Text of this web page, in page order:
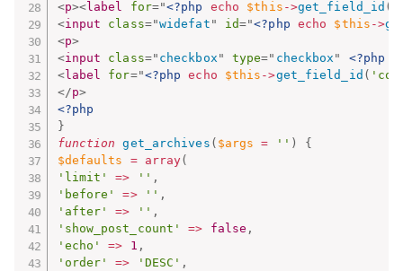
<p><label for="<?php echo $this ->get_field_id (
<input class="widefat " id="<?php echo $this ->
<p>
<input class=" checkbox " type=" checkbox " <?php
<label for="<?php echo $this ->get_field_id (
</p>
<?php
}
function
get_archives ( $args = '' )
{
$defaults
= array(
'limit'
=> '' ,
'before'
=> '' ,
'after'
=> '' ,
'show_post_count'
=> false ,
'echo'
=> 1 ,
'order'
=> 'DESC' ,